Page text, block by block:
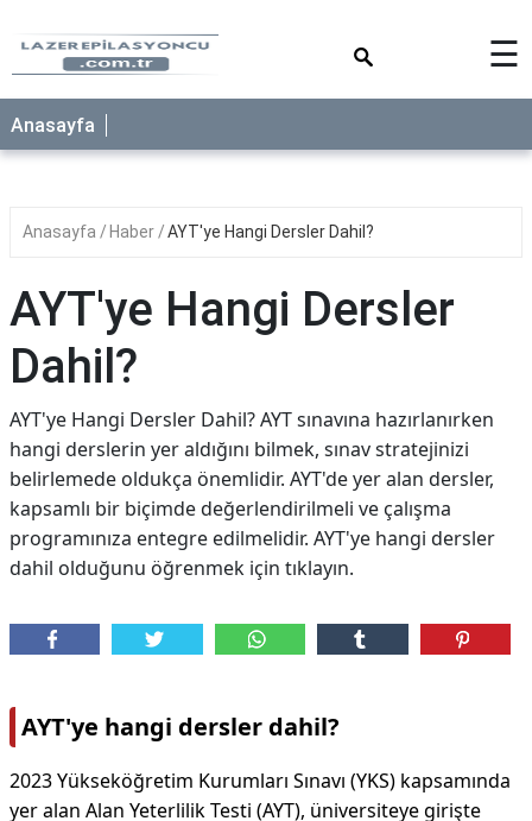
☰
Anasayfa
Anasayfa Haber AYT'ye Hangi Dersler Dahil?
AYT'ye Hangi Dersler
Dahil?
AYT'ye Hangi Dersler Dahil? AYT sınavına hazırlanırken
hangi derslerin yer aldığını bilmek, sınav stratejinizi
belirlemede oldukça önemlidir. AYT'de yer alan dersler,
kapsamlı bir biçimde değerlendirilmeli ve çalışma
programınıza entegre edilmelidir. AYT'ye hangi dersler
dahil olduğunu öğrenmek için tıklayın.
AYT'ye hangi dersler dahil?
2023 Yükseköğretim Kurumları Sınavı (YKS) kapsamında
yer alan Alan Yeterlilik Testi (AYT), üniversiteye girişte